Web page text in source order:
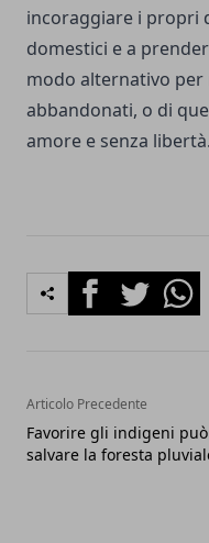
incoraggiare i propri
domestici e a
modo alternativo per
abbandonati, o di
amore e senza libertà.
FacebookTwitter
Articolo Precedente
Favorire gli indigeni può
salvare la foresta